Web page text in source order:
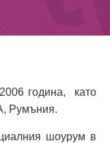
година,
като
Румъния.
шоурум в